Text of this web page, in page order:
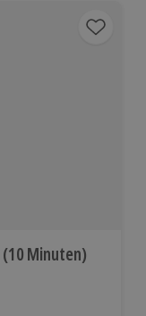
Minuten)